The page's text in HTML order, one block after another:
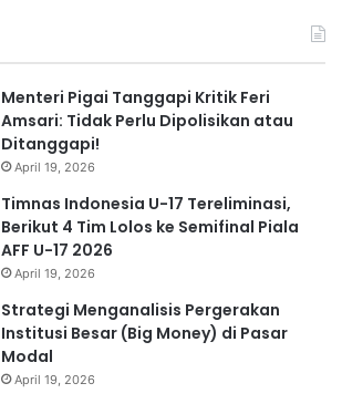
Menteri Pigai Tanggapi Kritik Feri
Amsari: Tidak Perlu Dipolisikan atau
Ditanggapi!
April 19, 2026
Timnas Indonesia U-17 Tereliminasi,
Berikut 4 Tim Lolos ke Semifinal Piala
AFF U-17 2026
April 19, 2026
Strategi Menganalisis Pergerakan
Institusi Besar (Big Money) di Pasar
Modal
April 19, 2026